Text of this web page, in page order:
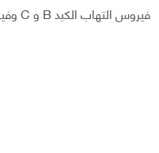
فيروس التهاب الكبد B و C وفيروس نقص المناعة البشرية (HIV).